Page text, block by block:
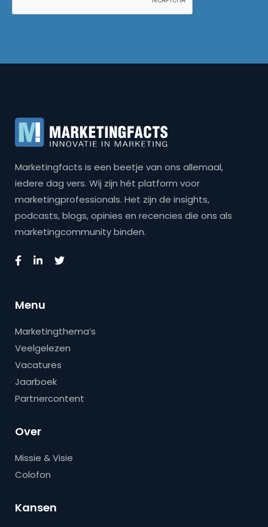
Marketingfacts is een beetje van ons allemaal,
iedere dag vers. Wij zijn hét platform voor
marketingprofessionals. Het zijn de insights,
podcasts, blogs, opinies en recencies die ons als
marketingcommunity binden.
Menu
Marketingthema’s
Veelgelezen
Vacatures
Jaarboek
Partnercontent
Over
Missie & Visie
Colofon
Kansen